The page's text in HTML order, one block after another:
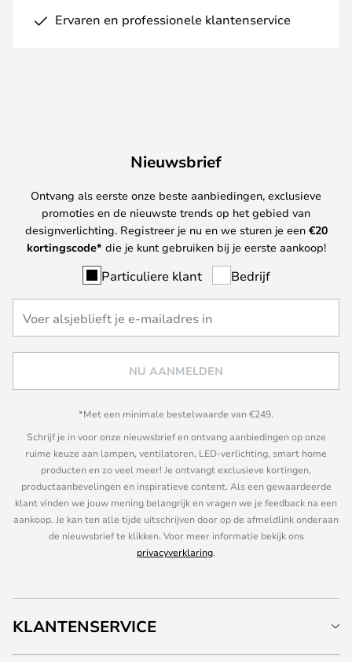
Ervaren en professionele klantenservice
Nieuwsbrief
Ontvang als eerste onze beste aanbiedingen, exclusieve
promoties en de nieuwste trends op het gebied van
designverlichting. Registreer je nu en we sturen je een €20
kortingscode* die je kunt gebruiken bij je eerste aankoop!
Particuliere klant Bedrijf
NU AANMELDEN
*Met een minimale bestelwaarde van €249.
Schrijf je in voor onze nieuwsbrief en ontvang aanbiedingen op onze
ruime keuze aan lampen, ventilatoren, LED-verlichting, smart home
producten en zo veel meer! Je ontvangt exclusieve kortingen,
productaanbevelingen en inspiratieve content. Als een gewaardeerde
klant vinden we jouw mening belangrijk en vragen we je feedback na een
aankoop. Je kan ten alle tijde uitschrijven door op de afmeldlink onderaan
de nieuwsbrief te klikken. Voor meer informatie bekijk ons
privacyverklaring.
KLANTENSERVICE